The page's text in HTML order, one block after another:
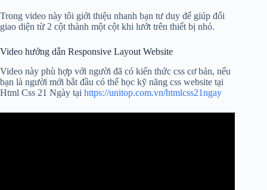
Trong video này tôi giới thiệu nhanh bạn tư duy để giúp đổi
giao diện từ 2 cột thành một cột khi lướt trên thiết bị nhỏ.
Video hướng dẫn Responsive Layout Website
Video này phù hợp với người đã có kiến thức css cơ bản, nếu
bạn là người mới bắt đầu có thể học kỹ năng css website tại
Html Css 21 Ngày tại https://unitop.com.vn/htmlcss21ngay